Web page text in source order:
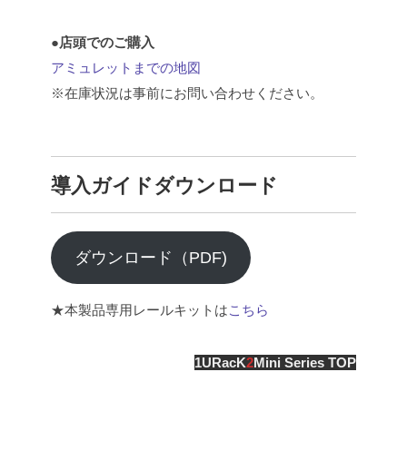
●店頭でのご購入
アミュレットまでの地図
※在庫状況は事前にお問い合わせください。
導入ガイドダウンロード
ダウンロード（PDF)
★本製品専用レールキットはこちら
1URacK2Mini Series TOP